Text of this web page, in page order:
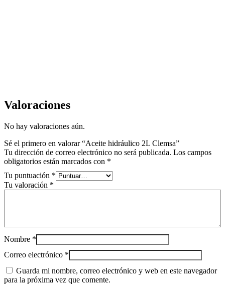
Valoraciones
No hay valoraciones aún.
Sé el primero en valorar “Aceite hidráulico 2L Clemsa”
Tu dirección de correo electrónico no será publicada. Los campos
obligatorios están marcados con *
Tu puntuación *
Tu valoración *
Nombre *
Correo electrónico *
Guarda mi nombre, correo electrónico y web en este navegador
para la próxima vez que comente.